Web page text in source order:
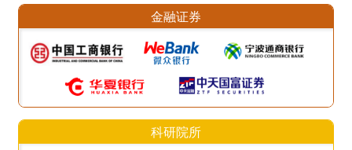
金融证券
科研院所